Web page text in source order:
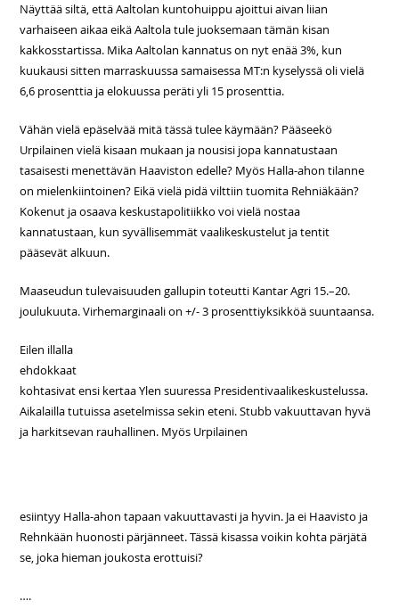
Näyttää siltä, että Aaltolan kuntohuippu ajoittui aivan liian
varhaiseen aikaa eikä Aaltola tule juoksemaan tämän kisan
kakkosstartissa. Mika Aaltolan kannatus on nyt enää 3%, kun
kuukausi sitten marraskuussa samaisessa MT:n kyselyssä oli vielä
6,6 prosenttia ja elokuussa peräti yli 15 prosenttia.
Vähän vielä epäselvää mitä tässä tulee käymään? Pääseekö
Urpilainen vielä kisaan mukaan ja nousisi jopa kannatustaan
tasaisesti menettävän Haaviston edelle? Myös Halla-ahon tilanne
on mielenkiintoinen? Eikä vielä pidä vilttiin tuomita Rehniäkään?
Kokenut ja osaava keskustapolitiikko voi vielä nostaa
kannatustaan, kun syvällisemmät vaalikeskustelut ja tentit
pääsevät alkuun.
Maaseudun tulevaisuuden gallupin toteutti Kantar Agri 15.–20.
joulukuuta. Virhemarginaali on +/- 3 prosenttiyksikköä suuntaansa.
Eilen illalla
ehdokkaat
kohtasivat ensi kertaa Ylen suuressa Presidentivaalikeskustelussa.
Aikalailla tutuissa asetelmissa sekin eteni. Stubb vakuuttavan hyvä
ja harkitsevan rauhallinen. Myös Urpilainen
esiintyy Halla-ahon tapaan vakuuttavasti ja hyvin. Ja ei Haavisto ja
Rehnkään huonosti pärjänneet. Tässä kisassa voikin kohta pärjätä
se, joka hieman joukosta erottuisi?
….